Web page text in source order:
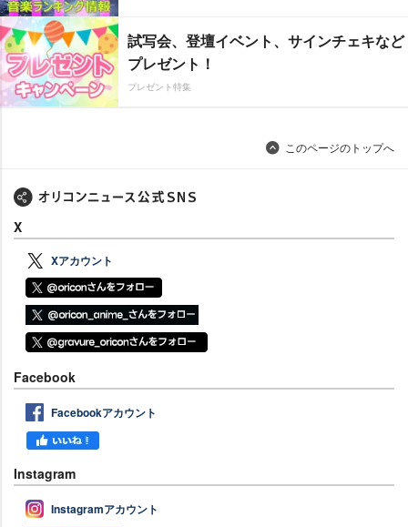
試写会、登壇イベント、サインチェキなど
プレゼント！
プレゼント特集
このページのトップへ
X
Xアカウント
Facebook
Facebookアカウント
Instagram
Instagramアカウント